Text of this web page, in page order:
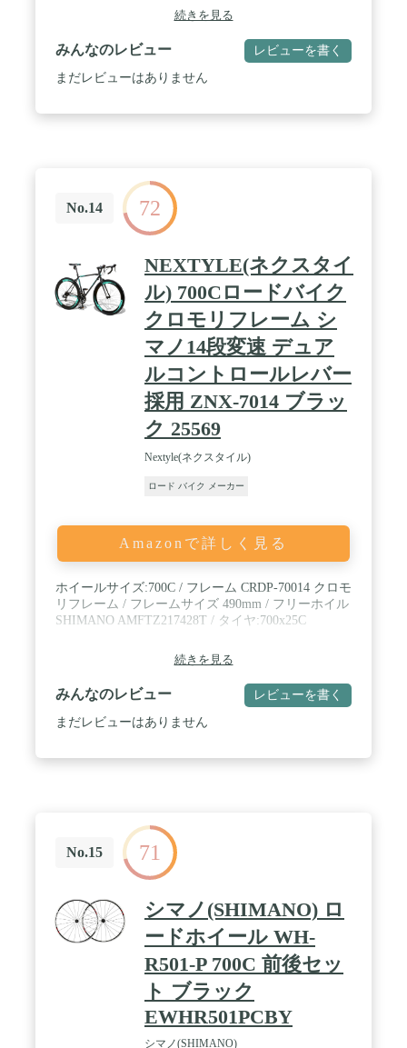
算出システム：IAV（瞬間角度速度ベース） 無線
プロトコル：ANT+PWR(CT + PO)プロファイル、
Bluetooth v4.0 / 転送データ：パワー(watt)、ケイデン
ス(rpm)、L/Rバランス(%)、トルク有効性(TE)、ペ
ダル円滑度(PS)、IAVパワーフェーズ、IAVライダー
充電：ダブル充電器（左右同時充電可能） バッテ
リー充電温度：+5 ⁄ +40°C / 乗車最大体重：120kg
仕様用途：ロード、トレーニング、サイクリング
続きを見る
みんなのレビュー レビューを書く
まだレビューはありません
No.14 72
NEXTYLE(ネクスタイ
ル) 700Cロードバイク
クロモリフレーム シ
マノ14段変速 デュア
ルコントロールレバー
採用 ZNX-7014 ブラッ
ク 25569
Nextyle(ネクスタイル)
ロード バイク メーカー
Amazonで詳しく見る
ホイールサイズ:700C / フレーム CRDP-70014 クロモ
リフレーム / フレームサイズ 490mm / フリーホイル
SHIMANO AMFTZ217428T / タイヤ:700x25C
続きを見る
みんなのレビュー レビューを書く
まだレビューはありません
No.15 71
シマノ(SHIMANO) ロ
ードホイール WH-
R501-P 700C 前後セッ
ト ブラック
EWHR501PCBY
シマノ(SHIMANO)